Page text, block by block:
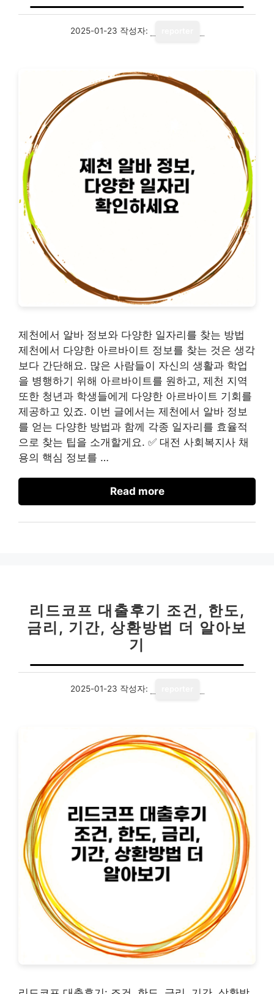
2025-01-23 작성자:
제천에서 알바 정보와 다양한 일자리를 찾는 방법
제천에서 다양한 아르바이트 정보를 찾는 것은 생각
보다 간단해요. 많은 사람들이 자신의 생활과 학업
을 병행하기 위해 아르바이트를 원하고, 제천 지역
또한 청년과 학생들에게 다양한 아르바이트 기회를
제공하고 있죠. 이번 글에서는 제천에서 알바 정보
를 얻는 다양한 방법과 함께 각종 일자리를 효율적
으로 찾는 팁을 소개할게요. ✅ 대전 사회복지사 채
용의 핵심 정보를 …
Read more
리드코프 대출후기 조건, 한도,
금리, 기간, 상환방법 더 알아보
기
2025-01-23 작성자: